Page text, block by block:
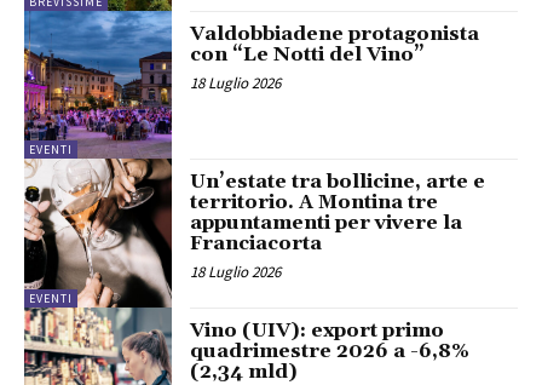
EVENTI
Valdobbiadene protagonista
con “Le Notti del Vino”
18 Luglio 2026
EVENTI
Un’estate tra bollicine, arte e
territorio. A Montina tre
appuntamenti per vivere la
Franciacorta
18 Luglio 2026
Vino (UIV): export primo
quadrimestre 2026 a -6,8%
(2,34 mld)